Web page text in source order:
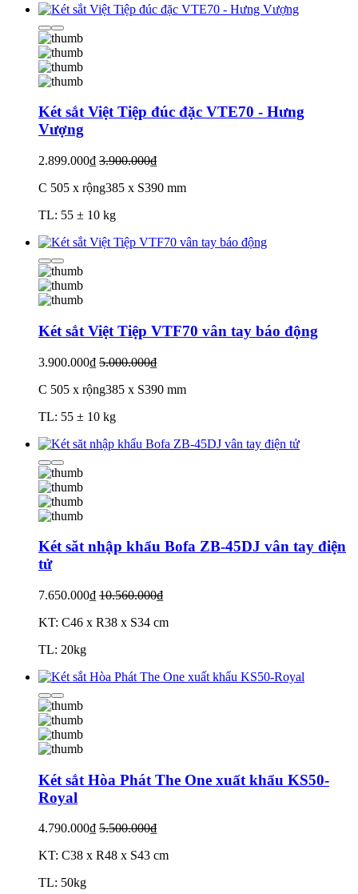
Két sắt Việt Tiệp đúc đặc VTE70 - Hưng
Vượng
2.899.000₫ 3.900.000₫
C 505 x rộng385 x S390 mm
TL: 55 ± 10 kg
Két sắt Việt Tiệp VTF70 vân tay báo động
3.900.000₫ 5.000.000₫
C 505 x rộng385 x S390 mm
TL: 55 ± 10 kg
Két săt nhập khẩu Bofa ZB-45DJ vân tay điện
tử
7.650.000₫ 10.560.000₫
KT: C46 x R38 x S34 cm
TL: 20kg
Két sắt Hòa Phát The One xuất khẩu KS50-
Royal
4.790.000₫ 5.500.000₫
KT: C38 x R48 x S43 cm
TL: 50kg